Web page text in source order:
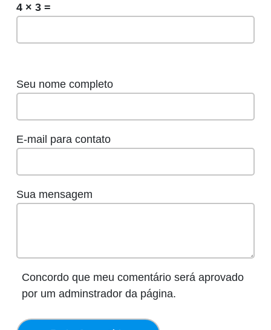
Sua mensagem
Seu nome completo
E-mail para contato
Concordo que meu comentário será aprovado
por um adminstrador da página.
4 × 3 =